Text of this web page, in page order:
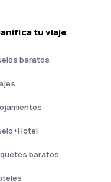
tu viaje
baratos
baratos